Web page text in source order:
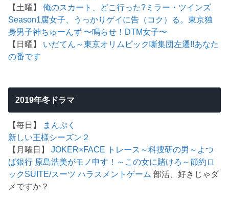
【土曜】俺のスカート、どこ行った? ミラー・ツインズ
Season1 腐女子、うっかりゲイに告（コク）る。東京独
身男子神ちゅーんず 〜鳴らせ！DTM女子〜
【日曜】 いだてん～東京オリムピック噺集団左遷!!あなた
の番です
2019年冬ドラマ
【毎日】
まんぷく
新しい王様シーズン２
【月曜日】JOKER×FACE トレース～科捜研の男～ よつ
ば銀行 原島浩美がモノ申す！～この女に賭けろ～節約ロ
ック SUITE/スーツ ハラスメントゲーム 部活、好きじゃダ
メですか？